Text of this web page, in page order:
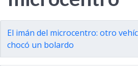
El imán del microcentro: otro
chocó un bolardo